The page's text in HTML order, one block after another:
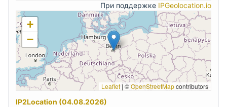
При поддержке IPGeolocation.io
+
−
Leaflet | ©OpenStreetMapcontributors
IP2Location (04.08.2026)